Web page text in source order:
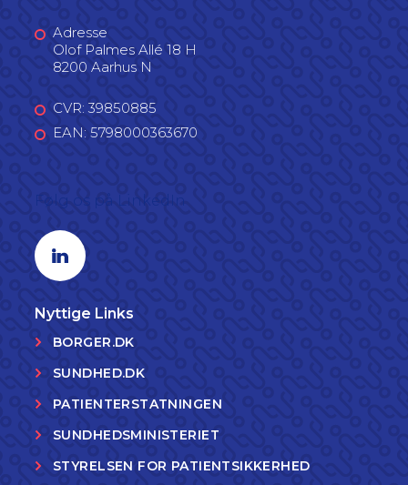
Adresse
Olof Palmes Allé 18 H
8200 Aarhus N
CVR: 39850885
EAN: 5798000363670
Linkedin profil
Nyttige Links
BORGER.DK
SUNDHED.DK
PATIENTERSTATNINGEN
SUNDHEDSMINISTERIET
STYRELSEN FOR PATIENTSIKKERHED